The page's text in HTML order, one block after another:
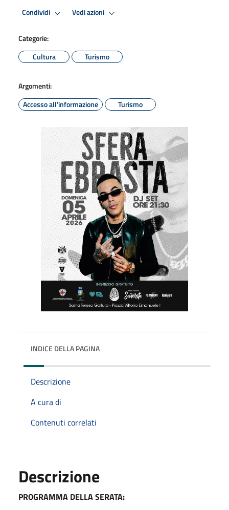
Condividi Vedi azioni
Categorie:
Cultura
Turismo
Argomenti:
Accesso all'informazione
Turismo
INDICE DELLA PAGINA
Descrizione
A cura di
Contenuti correlati
Descrizione
PROGRAMMA DELLA SERATA: